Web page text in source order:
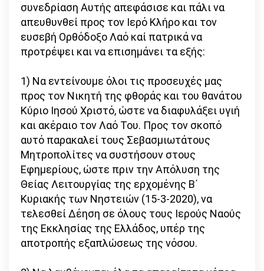
συνεδρίαση Αυτής απεφάσισε και πάλι να
απευθυνθεί προς τον Ιερό Κλήρο και τον
ευσεβή Ορθόδοξο Λαό καί πατρικά να
προτρέψει και να επισημάνει τα εξής:
1) Να εντείνουμε όλοι τις προσευχές μας
προς τον Νικητή της φθοράς και του θανάτου
Κύριο Ιησού Χριστό, ώστε να διαφυλάξει υγιή
και ακέραιο τον Λαό Του. Προς τον σκοπό
αυτό παρακαλεί τους Σεβασμιωτάτους
Μητροπολίτες να συστήσουν στους
Εφημερίους, ώστε πριν την Απόλυση της
Θείας Λειτουργίας της ερχομένης Β΄
Κυριακής των Νηστειών (15-3-2020), να
τελεσθεί Δέηση σε όλους τους Ιερούς Ναούς
της Εκκλησίας της Ελλάδος, υπέρ της
αποτροπής εξαπλώσεως της νόσου.